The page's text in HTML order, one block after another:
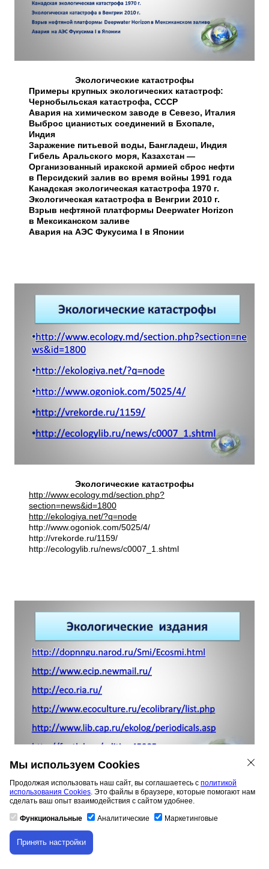
Экологические катастрофы
Примеры крупных экологических катастроф:
Чернобыльская катастрофа, СССР
Авария на химическом заводе в Севезо, Италия
Выброс цианистых соединений в Бхопале,
Индия
Заражение питьевой воды, Бангладеш, Индия
Гибель Аральского моря, Казахстан —
Организованный иракской армией сброс нефти
в Персидский залив во время войны 1991 года
Канадская экологическая катастрофа 1970 г.
Экологическая катастрофа в Венгрии 2010 г.
Взрыв нефтяной платформы Deepwater Horizon
в Мексиканском заливе
Авария на АЭС Фукусима I в Японии
Экологические катастрофы
http://www.ecology.md/section.php?
section=news&id=1800
http://ekologiya.net/?q=node
http://www.ogoniok.com/5025/4/
http://vrekorde.ru/1159/
http://ecologylib.ru/news/c0007_1.shtml
Экологические издания
http://dopnngu.narod.ru/Smi/Ecosmi.html
http://www.ecip.newmail.ru/
http://eco.ria.ru/
http://www.ecoculture.ru/ecolibrary/list.php
http://www.lib.cap.ru/ekolog/periodicals.asp
Скачивание материала доступно только для
авторизованных пользователей.
Мы используем Cookies
Продолжая использовать наш сайт, вы соглашаетесь с политикой
использования Cookies. Это файлы в браузере, которые помогают нам
сделать ваш опыт взаимодействия с сайтом удобнее.
Функциональные Аналитические Маркетинговые
Принять настройки